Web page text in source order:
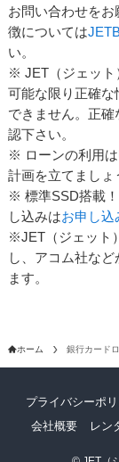
お問い合わせを
徴については
い。
※ JET（ジェット
可能な限り正確な
できません。正
認下さい。
※ ローンの利用
計画を立てましょ
※ 標準SSD搭載
し込みはお申し込
※JET（ジェット
し、アコム社な
ます。
ホーム 銀行カード
プライバシーポ
会社概要
レン